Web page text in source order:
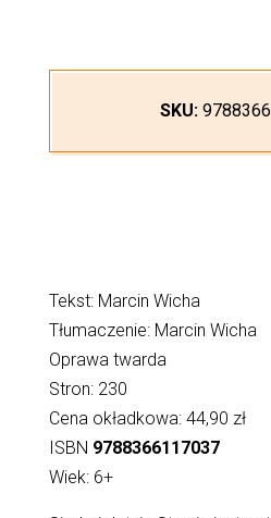
SKU:
Tekst: Marcin Wicha
Tłumaczenie: Marcin Wicha
Oprawa twarda
Stron: 230
Cena okładkowa: 44,90 zł
ISBN 9788366117037
Wiek: 6+